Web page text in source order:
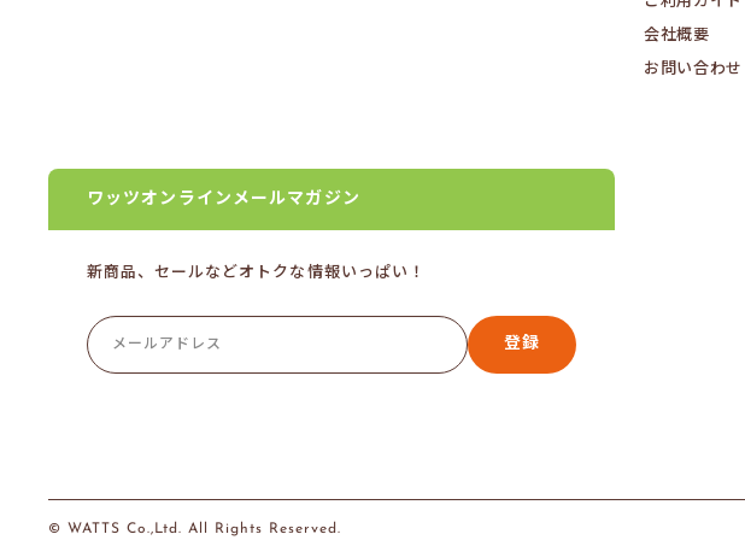
会社概要
お問い合わせ
ワッツオンラインメールマガジン
新商品、セールなどオトクな情報いっぱい！
登録
© WATTS Co.,Ltd. All Rights Reserved.